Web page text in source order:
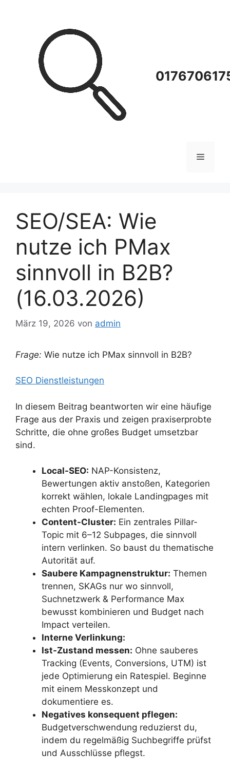
Menü
SEO/SEA: Wie
nutze ich PMax
sinnvoll in B2B?
(16.03.2026)
März 19, 2026 von admin
Frage: Wie nutze ich PMax sinnvoll in B2B?
SEO Dienstleistungen
In diesem Beitrag beantworten wir eine häufige
Frage aus der Praxis und zeigen praxiserprobte
Schritte, die ohne großes Budget umsetzbar
sind.
Local-SEO: NAP-Konsistenz,
Bewertungen aktiv anstoßen, Kategorien
korrekt wählen, lokale Landingpages mit
echten Proof-Elementen.
Content-Cluster: Ein zentrales Pillar-
Topic mit 6–12 Subpages, die sinnvoll
intern verlinken. So baust du thematische
Autorität auf.
Saubere Kampagnenstruktur: Themen
trennen, SKAGs nur wo sinnvoll,
Suchnetzwerk & Performance Max
bewusst kombinieren und Budget nach
Impact verteilen.
Interne Verlinkung:
Ist-Zustand messen: Ohne sauberes
Tracking (Events, Conversions, UTM) ist
jede Optimierung ein Ratespiel. Beginne
mit einem Messkonzept und
dokumentiere es.
Negatives konsequent pflegen:
Budgetverschwendung reduzierst du,
indem du regelmäßig Suchbegriffe prüfst
und Ausschlüsse pflegst.